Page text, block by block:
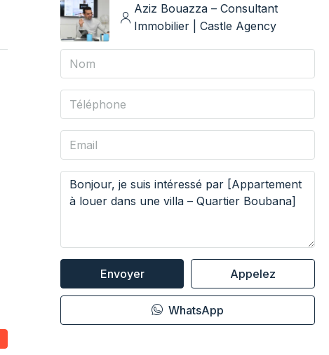
Aziz Bouazza – Consultant
Immobilier | Castle Agency
Envoyer Appelez
WhatsApp